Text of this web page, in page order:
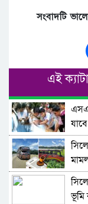
সংবাদটি
এই
যাবে
ভূমি